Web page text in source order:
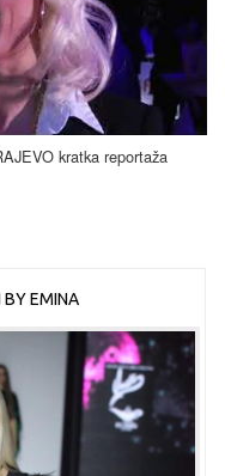
kratka reportaža
BY EMINA